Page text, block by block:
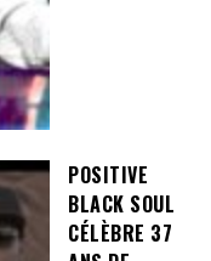
POSITIVE
BLACK SOUL
CÉLÈBRE 37